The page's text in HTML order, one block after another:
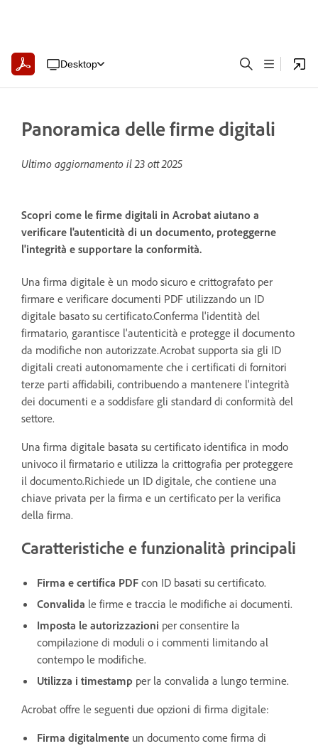
Desktop
Panoramica delle firme digitali
Ultimo aggiornamento il23 ott 2025
Scopri come le firme digitali in Acrobat aiutano a
verificare l'autenticità di un documento, proteggerne
l'integrità e supportare la conformità.
Una firma digitale è un modo sicuro e crittografato per
firmare e verificare documenti PDF utilizzando un ID
digitale basato su certificato.Conferma l'identità del
firmatario, garantisce l'autenticità e protegge il documento
da modifiche non autorizzate.Acrobat supporta sia gli ID
digitali creati autonomamente che i certificati di fornitori
terze parti affidabili, contribuendo a mantenere l'integrità
dei documenti e a soddisfare gli standard di conformità del
settore.
Una firma digitale basata su certificato identifica in modo
univoco il firmatario e utilizza la crittografia per proteggere
il documento.Richiede un ID digitale, che contiene una
chiave privata per la firma e un certificato per la verifica
della firma.
Caratteristiche e funzionalità principali
Firma e certifica PDF con ID basati su certificato.
Convalida le firme e traccia le modifiche ai documenti.
Imposta le autorizzazioni per consentire la
compilazione di moduli o i commenti limitando al
contempo le modifiche.
Utilizza i timestamp per la convalida a lungo termine.
Acrobat offre le seguenti due opzioni di firma digitale:
Firma digitalmente un documento come firma di